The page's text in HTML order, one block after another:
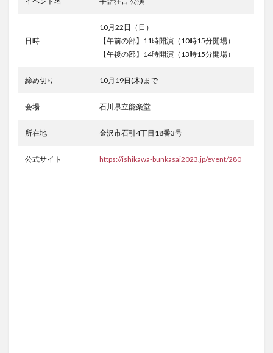
日時
10月22日（日）
【午前の部】11時開演（10時15分開場）
【午後の部】14時開演（13時15分開場）
締め切り 10月19日(木)まで
会場 石川県立能楽堂
所在地 金沢市石引4丁目18番3号
公式サイト https://ishikawa-bunkasai2023.jp/event/280